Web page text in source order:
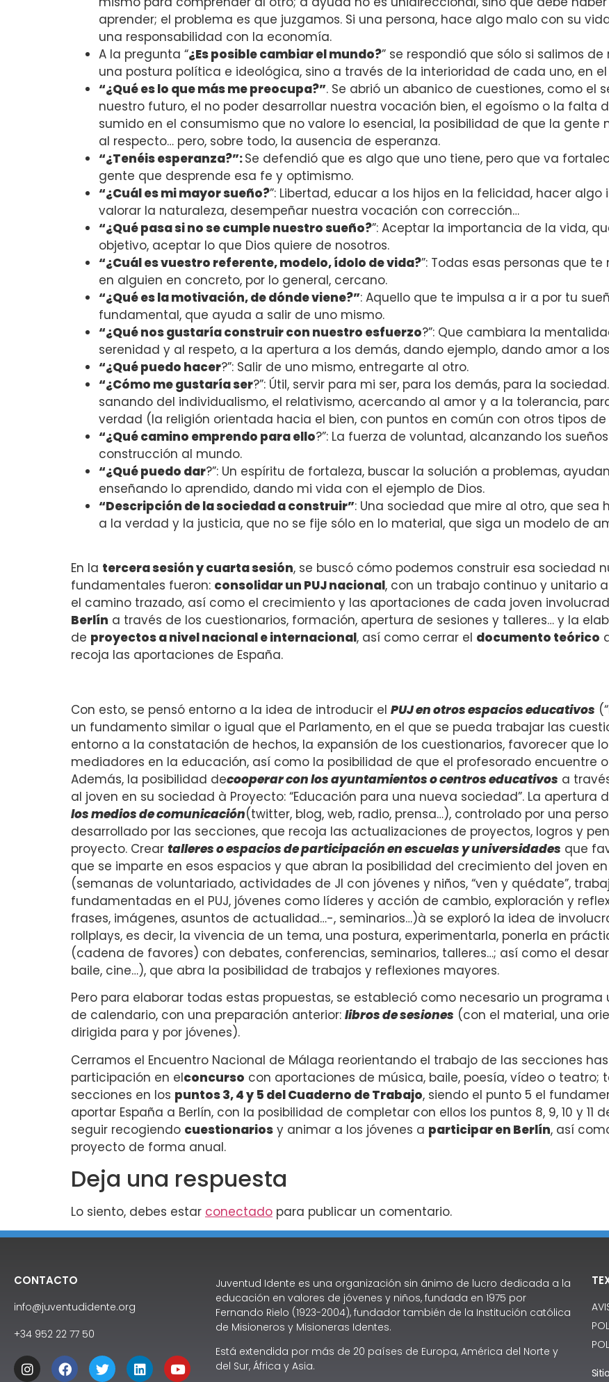
aprender; el problema es que juzgamos. Si una persona, hace algo malo con su
una responsabilidad con la economía.
A la pregunta “¿Es posible cambiar el mundo?” se respondió que sólo si salimos
una postura política e ideológica, sino a través de la interioridad de cada uno, en
“¿Qué es lo que más me preocupa?”. Se abrió un abanico de cuestiones, como el
nuestro futuro, el no poder desarrollar nuestra vocación bien, el egoísmo o la falta
sumido en el consumismo que no valore lo esencial, la posibilidad de que la gente
al respecto… pero, sobre todo, la ausencia de esperanza.
“¿Tenéis esperanza?”:Se defendió que es algo que uno tiene, pero que va
gente que desprende esa fe y optimismo.
“¿Cuál es mi mayor sueño?”: Libertad, educar a los hijos en la felicidad, hacer
valorar la naturaleza, desempeñar nuestra vocación con corrección…
“¿Qué pasa si no se cumple nuestro sueño?”: Aceptar la importancia de la vida,
objetivo, aceptar lo que Dios quiere de nosotros.
“¿Cuál es vuestro referente, modelo, ídolo de vida?”: Todas esas personas que
en alguien en concreto, por lo general, cercano.
“¿Qué es la motivación, de dónde viene?”: Aquello que te impulsa a ir a por tu
fundamental, que ayuda a salir de uno mismo.
“¿Qué nos gustaría construir con nuestro esfuerzo?”: Que cambiara la
serenidad y al respeto, a la apertura a los demás, dando ejemplo, dando amor a
“¿Qué puedo hacer?”: Salir de uno mismo, entregarte al otro.
“¿Cómo me gustaría ser?”: Útil, servir para mi ser, para los demás, para la
sanando del individualismo, el relativismo, acercando al amor y a la tolerancia,
verdad (la religión orientada hacia el bien, con puntos en común con otros tipos
“¿Qué camino emprendo para ello?”: La fuerza de voluntad, alcanzando los
construcción al mundo.
“¿Qué puedo dar?”: Un espíritu de fortaleza, buscar la solución a problemas,
enseñando lo aprendido, dando mi vida con el ejemplo de Dios.
“Descripción de la sociedad a construir”: Una sociedad que mire al otro, que
a la verdad y la justicia, que no se fije sólo en lo material, que siga un modelo de
En la tercera sesión y cuarta sesión, se buscó cómo podemos construir esa sociedad
fundamentales fueron: consolidar un PUJ nacional, con un trabajo continuo y unitario
el camino trazado, así como el crecimiento y las aportaciones de cada joven
Berlín a través de los cuestionarios, formación, apertura de sesiones y talleres… y la
de proyectos a nivel nacional e internacional, así como cerrar el documento teórico
recoja las aportaciones de España.
Con esto, se pensó entorno a la idea de introducir el PUJ en otros espacios educativos
un fundamento similar o igual que el Parlamento, en el que se pueda trabajar las
entorno a la constatación de hechos, la expansión de los cuestionarios, favorecer que
mediadores en la educación, así como la posibilidad de que el profesorado encuentre
Además, la posibilidad decooperar con los ayuntamientos o centros educativos a
al joven en su sociedad à Proyecto: “Educación para una nueva sociedad”. La apertura
los medios de comunicación(twitter, blog, web, radio, prensa…), controlado por una
desarrollado por las secciones, que recoja las actualizaciones de proyectos, logros y
proyecto. Crear talleres o espacios de participación en escuelas y universidades que
que se imparte en esos espacios y que abran la posibilidad del crecimiento del joven
(semanas de voluntariado, actividades de JI con jóvenes y niños, “ven y quédate”,
fundamentadas en el PUJ, jóvenes como líderes y acción de cambio, exploración y
frases, imágenes, asuntos de actualidad…-, seminarios…)à se exploró la idea de
rollplays, es decir, la vivencia de un tema, una postura, experimentarla, ponerla en
(cadena de favores) con debates, conferencias, seminarios, talleres…; así como el
baile, cine…), que abra la posibilidad de trabajos y reflexiones mayores.
Pero para elaborar todas estas propuestas, se estableció como necesario un
de calendario, con una preparación anterior: libros de sesiones (con el material, una
dirigida para y por jóvenes).
Cerramos el Encuentro Nacional de Málaga reorientando el trabajo de las secciones
participación en elconcurso con aportaciones de música, baile, poesía, vídeo o teatro;
secciones en los puntos 3, 4 y 5 del Cuaderno de Trabajo, siendo el punto 5 el
aportar España a Berlín, con la posibilidad de completar con ellos los puntos 8, 9, 10 y 11
seguir recogiendo cuestionarios y animar a los jóvenes a participar en Berlín, así
proyecto de forma anual.
Deja una respuesta
Lo siento, debes estar conectado para publicar un comentario.
CONTACTO
info@juventudidente.org
+34 952 22 77 50
Juventud Idente es una organización sin ánimo de lucro dedicada a la
educación en valores de jóvenes y niños, fundada en 1975 por
Fernando Rielo (1923-2004), fundador también de la Institución católica
de Misioneros y Misioneras Identes.
Está extendida por más de 20 países de Europa, América del Norte y
del Sur, África y Asia.